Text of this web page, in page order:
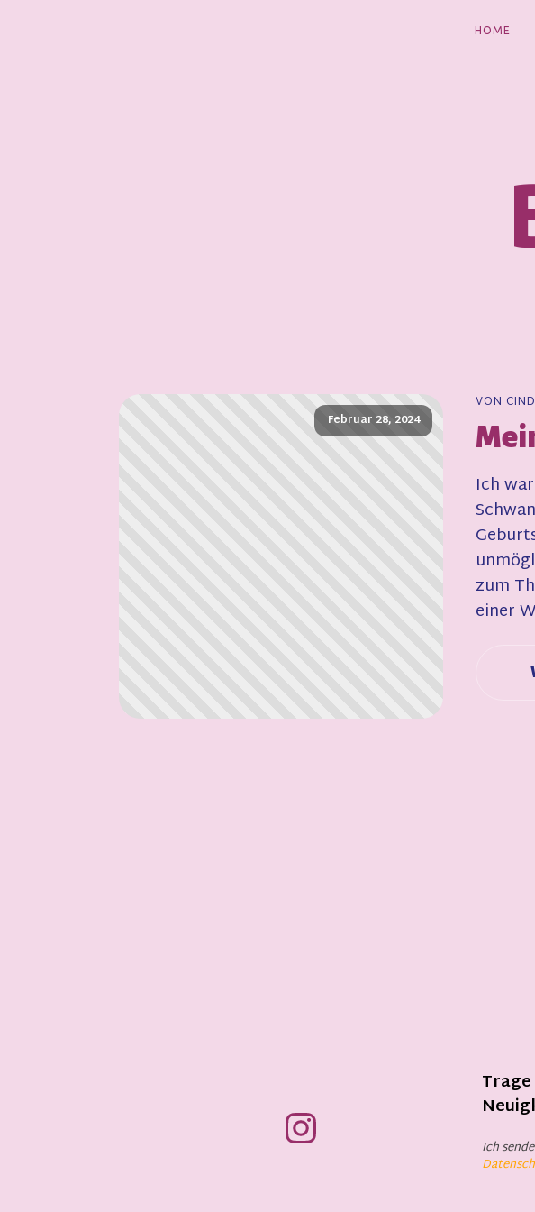
HOME
Februar 28, 2024
VON
Ich
zum
einer
Ich